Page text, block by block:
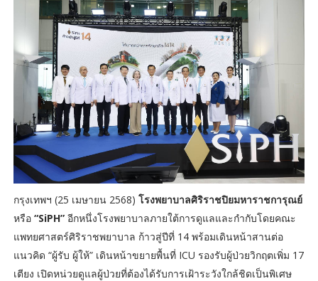
กรุงเทพฯ (25 เมษายน 2568) โรงพยาบาลศิริราชปิยมหาราชการุณย์
หรือ “SiPH”อีกหนึ่งโรงพยาบาลภายใต้การดูแลและกำกับโดยคณะ
แพทยศาสตร์ศิริราชพยาบาล ก้าวสู่ปีที่ 14 พร้อมเดินหน้าสานต่อ
แนวคิด “ผู้รับ ผู้ให้” เดินหน้าขยายพื้นที่ ICU รองรับผู้ป่วยวิกฤตเพิ่ม 17
เตียง เปิดหน่วยดูแลผู้ป่วยที่ต้องได้รับการเฝ้าระวังใกล้ชิดเป็นพิเศษ